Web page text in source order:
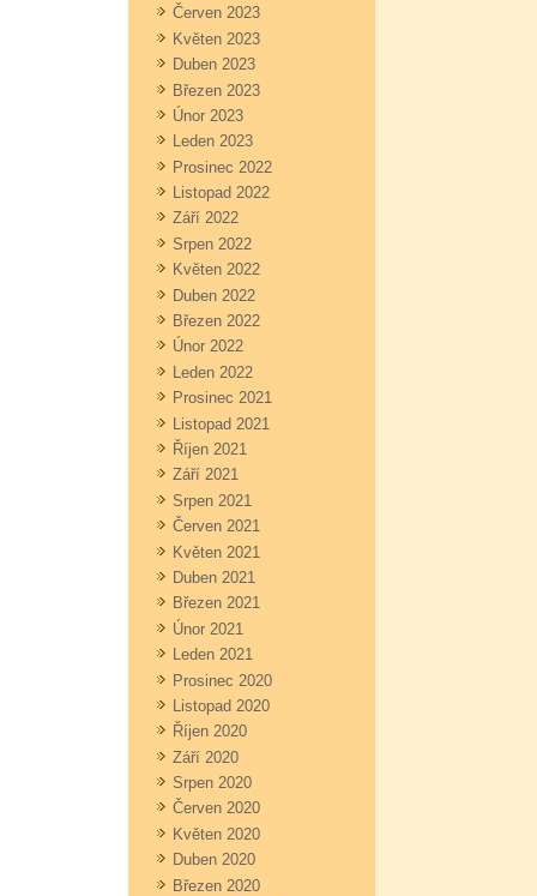
Červen 2023
Květen 2023
Duben 2023
Březen 2023
Únor 2023
Leden 2023
Prosinec 2022
Listopad 2022
Září 2022
Srpen 2022
Květen 2022
Duben 2022
Březen 2022
Únor 2022
Leden 2022
Prosinec 2021
Listopad 2021
Říjen 2021
Září 2021
Srpen 2021
Červen 2021
Květen 2021
Duben 2021
Březen 2021
Únor 2021
Leden 2021
Prosinec 2020
Listopad 2020
Říjen 2020
Září 2020
Srpen 2020
Červen 2020
Květen 2020
Duben 2020
Březen 2020